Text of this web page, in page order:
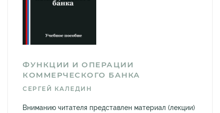
ФУНКЦИИ И ОПЕРАЦИИ
КОММЕРЧЕСКОГО БАНКА
СЕРГЕЙ КАЛЕДИН
Вниманию читателя представлен материал (лекции)